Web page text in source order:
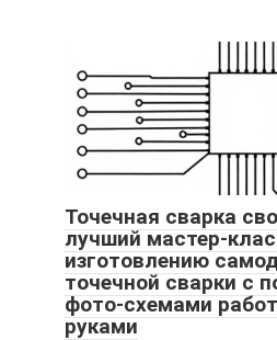
Точечная сварка
лучший мастер-
изготовлению
точечной сварки с
фото-схемами
руками